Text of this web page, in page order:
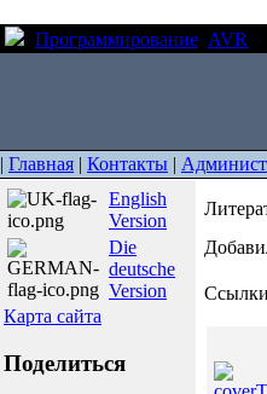
Программирование AVR
| Главная | Контакты |
English
Version
Die
deutsche
Version
Карта сайта
Поделиться